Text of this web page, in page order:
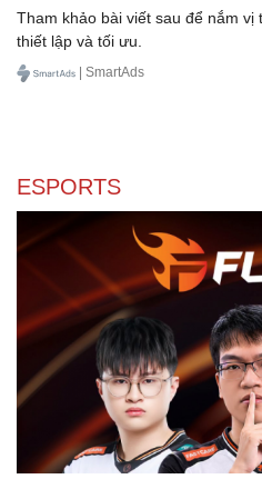
Tham khảo bài viết sau để nắm vị
thiết lập và tối ưu.
| SmartAds
ESPORTS